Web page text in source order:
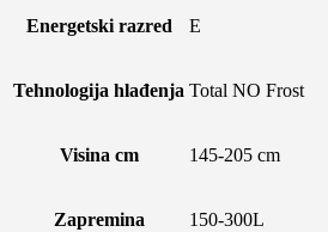
Energetski razred E
Tehnologija hlađenja Total NO Frost
Visina cm 145-205 cm
Zapremina 150-300L